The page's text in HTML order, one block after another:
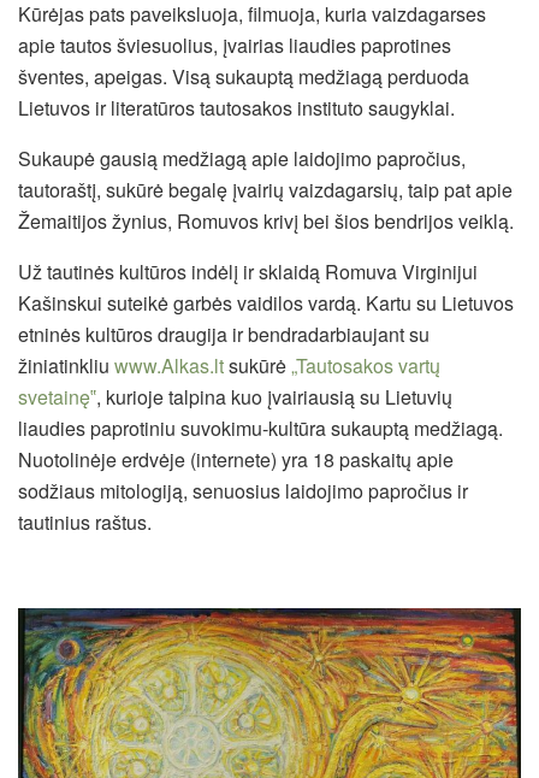
Kūrėjas pats paveiksluoja, filmuoja, kuria vaizdagarses
apie tautos šviesuolius, įvairias liaudies paprotines
šventes, apeigas. Visą sukauptą medžiagą perduoda
Lietuvos ir literatūros tautosakos instituto saugyklai.
Sukaupė gausią medžiagą apie laidojimo papročius,
tautoraštį, sukūrė begalę įvairių vaizdagarsių, taip pat apie
Žemaitijos žynius, Romuvos krivį bei šios bendrijos veiklą.
Už tautinės kultūros indėlį ir sklaidą Romuva Virginijui
Kašinskui suteikė garbės vaidilos vardą. Kartu su Lietuvos
etninės kultūros draugija ir bendradarbiaujant su
žiniatinkliu www.Alkas.ltsukūrė„Tautosakos vartų
svetainę‟, kurioje talpina kuo įvairiausią su Lietuvių
liaudies paprotiniu suvokimu-kultūra sukauptą medžiagą.
Nuotolinėje erdvėje (internete) yra 18 paskaitų apie
sodžiaus mitologiją, senuosius laidojimo papročius ir
tautinius raštus.